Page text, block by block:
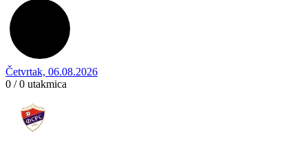
Četvrtak, 06.08.2026
0 / 0 utakmica